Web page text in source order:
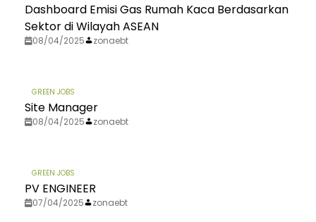
Dashboard Emisi Gas Rumah Kaca Berdasarkan
Sektor di Wilayah ASEAN
08/04/2025 zonaebt
GREEN JOBS
Site Manager
08/04/2025 zonaebt
GREEN JOBS
PV ENGINEER
07/04/2025 zonaebt